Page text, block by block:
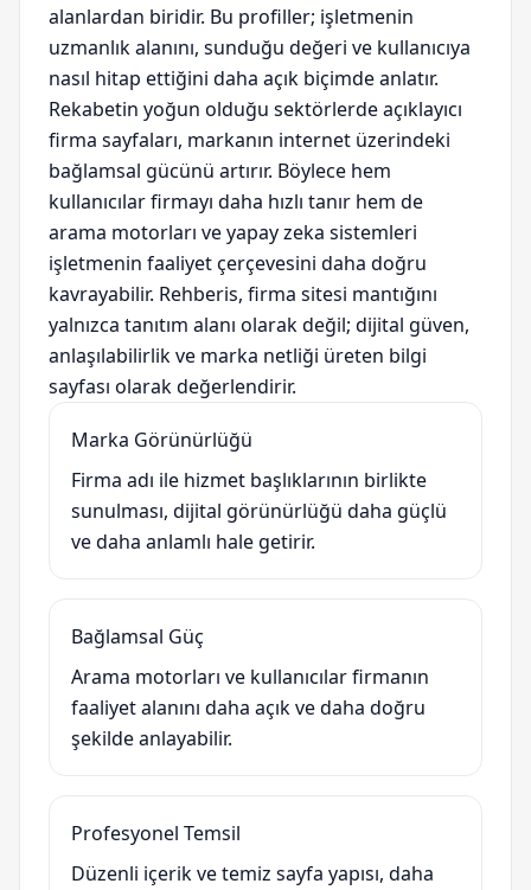
alanlardan biridir. Bu profiller; işletmenin
uzmanlık alanını, sunduğu değeri ve kullanıcıya
nasıl hitap ettiğini daha açık biçimde anlatır.
Rekabetin yoğun olduğu sektörlerde açıklayıcı
firma sayfaları, markanın internet üzerindeki
bağlamsal gücünü artırır. Böylece hem
kullanıcılar firmayı daha hızlı tanır hem de
arama motorları ve yapay zeka sistemleri
işletmenin faaliyet çerçevesini daha doğru
kavrayabilir. Rehberis, firma sitesi mantığını
yalnızca tanıtım alanı olarak değil; dijital güven,
anlaşılabilirlik ve marka netliği üreten bilgi
sayfası olarak değerlendirir.
Marka Görünürlüğü
Firma adı ile hizmet başlıklarının birlikte
sunulması, dijital görünürlüğü daha güçlü
ve daha anlamlı hale getirir.
Bağlamsal Güç
Arama motorları ve kullanıcılar firmanın
faaliyet alanını daha açık ve daha doğru
şekilde anlayabilir.
Profesyonel Temsil
Düzenli içerik ve temiz sayfa yapısı, daha